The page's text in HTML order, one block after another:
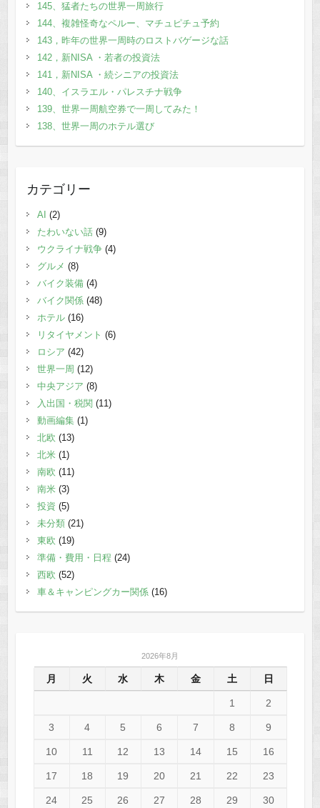
145、猛者たちの世界一周旅行
144、複雑怪奇なペルー、マチュピチュ予約
143，昨年の世界一周時のロストバゲージな話
142，新NISA ・若者の投資法
141，新NISA ・続シニアの投資法
140、イスラエル・パレスチナ戦争
139、世界一周航空券で一周してみた！
138、世界一周のホテル選び
カテゴリー
AI (2)
たわいない話(9)
ウクライナ戦争(4)
グルメ (8)
バイク装備(4)
バイク関係(48)
ホテル(16)
リタイヤメント (6)
ロシア (42)
世界一周 (12)
中央アジア (8)
入出国・税関 (11)
動画編集 (1)
北欧 (13)
北米(1)
南欧 (11)
南米(3)
投資 (5)
未分類(21)
東欧 (19)
準備・費用・日程 (24)
西欧 (52)
車＆キャンピングカー関係(16)
2026年8月
月 火 水 木 金 土 日
1 2
3 4 5 6 7 8 9
10 11 12 13 14 15 16
17 18 19 20 21 22 23
24 25 26 27 28 29 30